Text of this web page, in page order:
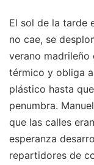
El sol de la tarde
no cae, se
verano madrileño
térmico y obliga
plástico hasta
penumbra.
que las calles
esperanza
repartidores de